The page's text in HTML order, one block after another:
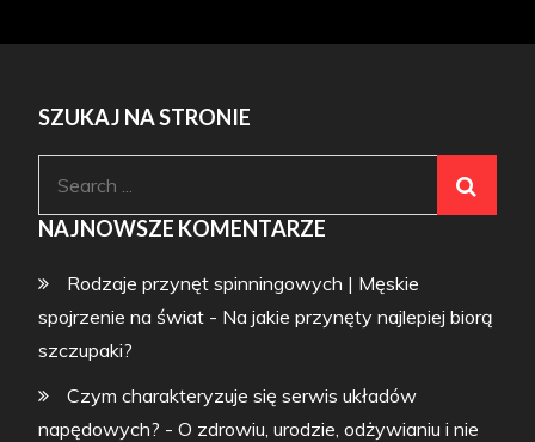
SZUKAJ NA STRONIE
NAJNOWSZE KOMENTARZE
Rodzaje przynęt spinningowych | Męskie
spojrzenie na świat - Na jakie przynęty najlepiej biorą
szczupaki?
Czym charakteryzuje się serwis układów
napędowych? - O zdrowiu, urodzie, odżywianiu i nie